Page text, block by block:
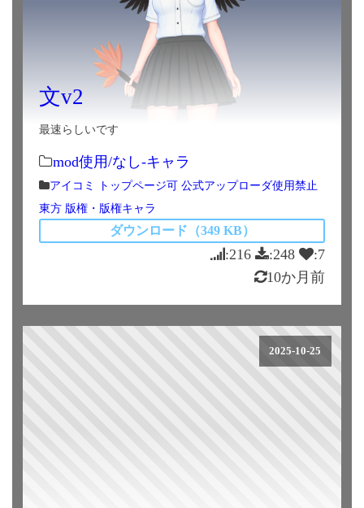
文v2
最速らしいです
mod使用/なし-キャラ
アイコミ トップページ可 公式アップローダ使用禁止
東方 版権・版権キャラ
ダウンロード（349 KB）
:216 :248
:7
10か月前
2025-10-25